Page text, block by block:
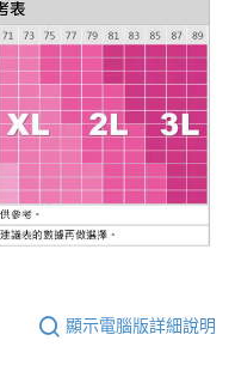
顯示電腦版詳細說明